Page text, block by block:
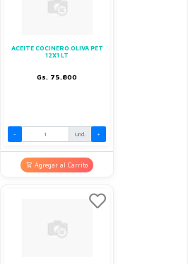
ACEITE COCINERO OLIVA PET
12X1 LT
Gs. 75.800
- Und. +
Agregar al Carrito